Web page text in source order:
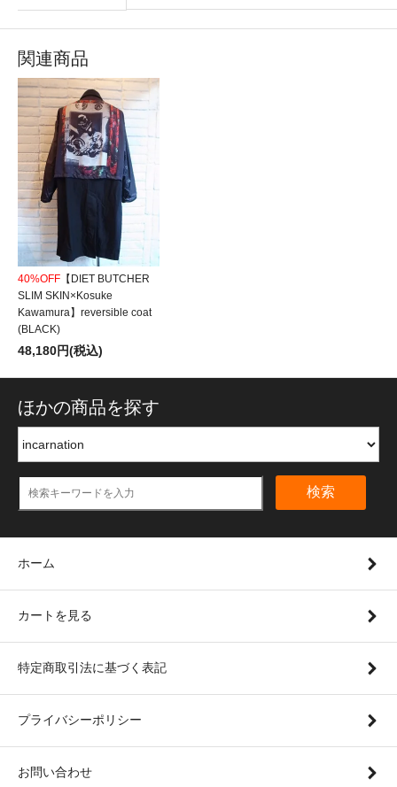
関連商品
40%OFF 【DIET BUTCHER
SLIM SKIN×Kosuke
Kawamura】reversible coat
(BLACK)
48,180円(税込)
ほかの商品を探す
検索
ホーム
カートを見る
特定商取引法に基づく表記
プライバシーポリシー
お問い合わせ